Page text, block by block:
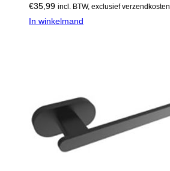
€35,99 incl. BTW, exclusief verzendkosten
In winkelmand